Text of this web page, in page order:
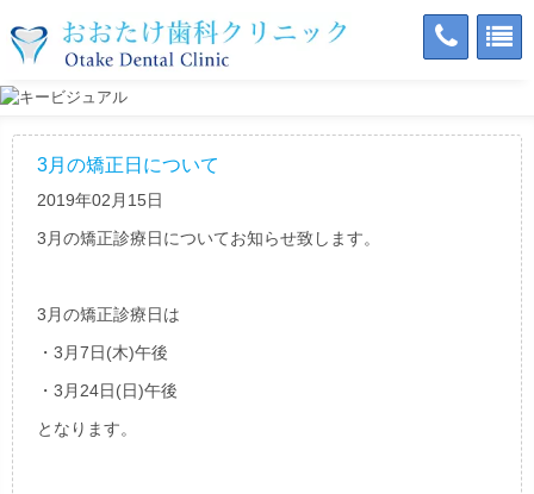
3月の矯正日について
2019年02月15日
3月の矯正診療日についてお知らせ致します。
3月の矯正診療日は
・3月7日(木)午後
・3月24日(日)午後
となります。